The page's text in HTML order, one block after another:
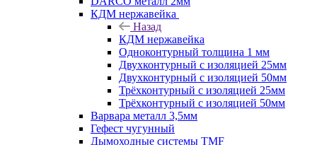
КДМ нержавейка
Назад
КДМ нержавейка
Одноконтурный толщина 1 мм
Двухконтурный с изоляцией 25мм
Двухконтурный с изоляцией 50мм
Трёхконтурный с изоляцией 25мм
Трёхконтурный с изоляцией 50мм
Варвара металл 3,5мм
Гефест чугунный
Дымоходные системы TMF